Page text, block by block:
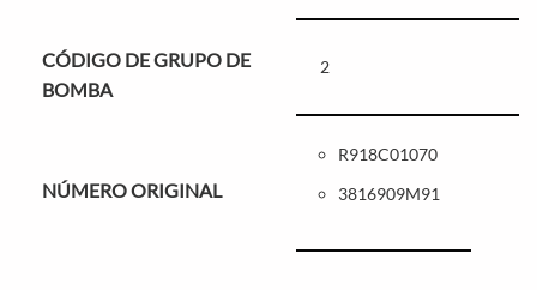
CÓDIGO DE GRUPO DE
BOMBA
2
NÚMERO ORIGINAL
R918C01070
3816909M91